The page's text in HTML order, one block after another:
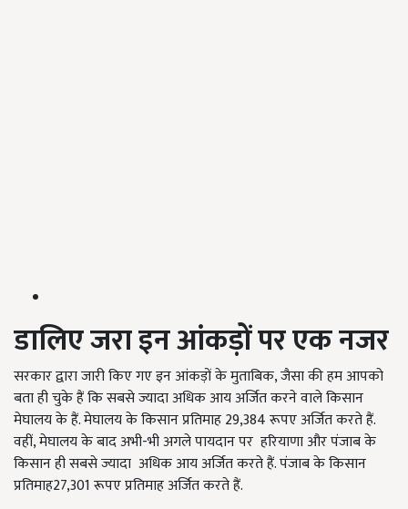
डालिए जरा इन आंकड़ों पर एक नजर
सरकार द्वारा जारी किए गए इन आंकड़ों के मुताबिक, जैसा की हम आपको
बता ही चुके हैं कि सबसे ज्यादा अधिक आय अर्जित करने वाले किसान
मेघालय के हैं. मेघालय के किसान प्रतिमाह 29,384 रूपए अर्जित करते हैं.
वहीं, मेघालय के बाद अभी-भी अगले पायदान पर हरियाणा और पंजाब के
किसान ही सबसे ज्यादा अधिक आय अर्जित करते हैं. पंजाब के किसान
प्रतिमाह27,301 रूपए प्रतिमाह अर्जित करते हैं.